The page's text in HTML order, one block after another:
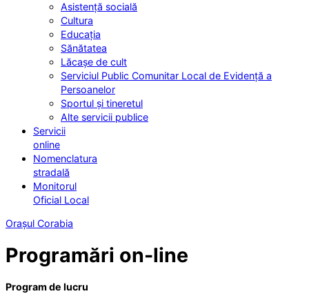
Asistență socială
Cultura
Educația
Sănătatea
Lăcașe de cult
Serviciul Public Comunitar Local de Evidență a
Persoanelor
Sportul și tineretul
Alte servicii publice
Servicii
online
Nomenclatura
stradală
Monitorul
Oficial Local
Orașul Corabia
Programări on-line
Program de lucru